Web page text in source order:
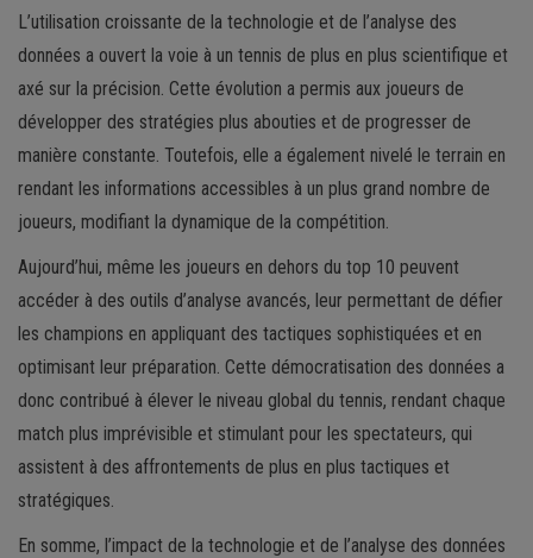
L’utilisation croissante de la technologie et de l’analyse des
données a ouvert la voie à un tennis de plus en plus scientifique et
axé sur la précision. Cette évolution a permis aux joueurs de
développer des stratégies plus abouties et de progresser de
manière constante. Toutefois, elle a également nivelé le terrain en
rendant les informations accessibles à un plus grand nombre de
joueurs, modifiant la dynamique de la compétition.
Aujourd’hui, même les joueurs en dehors du top 10 peuvent
accéder à des outils d’analyse avancés, leur permettant de défier
les champions en appliquant des tactiques sophistiquées et en
optimisant leur préparation. Cette démocratisation des données a
donc contribué à élever le niveau global du tennis, rendant chaque
match plus imprévisible et stimulant pour les spectateurs, qui
assistent à des affrontements de plus en plus tactiques et
stratégiques.
En somme, l’impact de la technologie et de l’analyse des données